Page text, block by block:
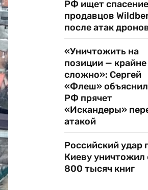
РФ ищет
продавцов
после атак
«Уничтожить на
позиции — крайне
сложно»: Сергей
«Флеш»
РФ прячет
«Искандеры»
атакой
Российский удар
Киеву уничтожил
800 тысяч книг